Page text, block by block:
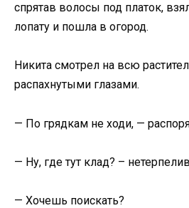
спрятав волосы под платок,
лопату и пошла в огород.
Никита смотрел на всю
распахнутыми глазами.
— По грядкам не ходи, —
— Ну, где тут клад? –
— Хочешь поискать?